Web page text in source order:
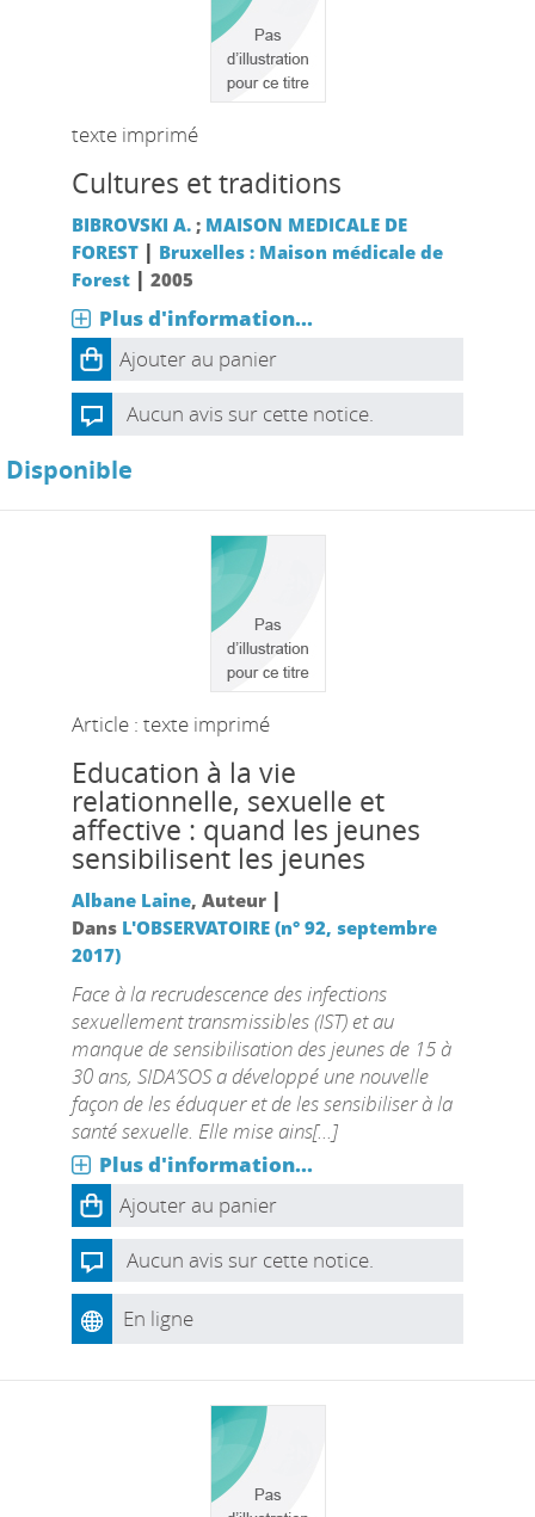
texte imprimé
Cultures et traditions
BIBROVSKI A.; MAISON MEDICALE DE
FOREST | Bruxelles : Maison médicale de
Forest| 2005
Plus d'information...
Ajouter au panier
Aucun avis sur cette notice.
Disponible
Article : texte imprimé
Education à la vie
relationnelle, sexuelle et
affective : quand les jeunes
sensibilisent les jeunes
Albane Laine, Auteur |
Dans L'OBSERVATOIRE (n° 92, septembre
2017)
Face à la recrudescence des infections
sexuellement transmissibles (IST) et au
manque de sensibilisation des jeunes de 15 à
30 ans, SIDA’SOS a développé une nouvelle
façon de les éduquer et de les sensibiliser à la
santé sexuelle. Elle mise ains[...]
Plus d'information...
Ajouter au panier
Aucun avis sur cette notice.
En ligne